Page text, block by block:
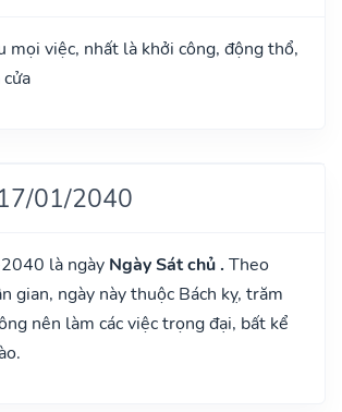
mọi việc, nhất là khởi công, động thổ,
01/2040
là ngày Ngày Sát chủ . Theo
gian, ngày này thuộc Bách kỵ, trăm
nên làm các việc trọng đại, bất kể